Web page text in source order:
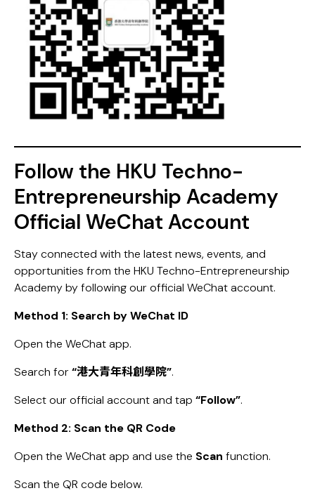
Follow the HKU Techno-
Entrepreneurship Academy
Official WeChat Account
Stay connected with the latest news, events, and
opportunities from the HKU Techno-Entrepreneurship
Academy by following our official WeChat account.
Method 1: Search by WeChat ID
Open the WeChat app.
Search for“港大青年科創學院”.
Select our official account and tap “Follow”.
Method 2: Scan the QR Code
Open the WeChat app and use the Scan function.
Scan the QR code below.